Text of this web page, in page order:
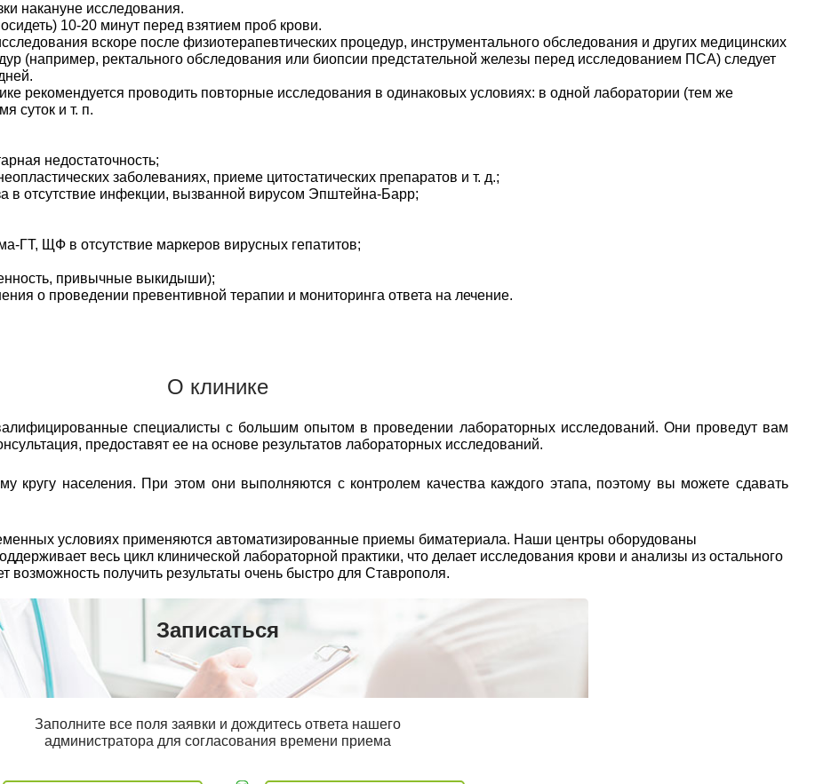
накануне исследования.
10-20 минут перед взятием проб крови.
вскоре после физиотерапевтических процедур, инструментального обследования и других медицинских
(например, ректального обследования или биопсии предстательной железы перед исследованием ПСА) следует
рекомендуется проводить повторные исследования в одинаковых условиях: в одной лаборатории (тем же
суток и т. п.
недостаточность;
заболеваниях, приеме цитостатических препаратов и т. д.;
в отсутствие инфекции, вызванной вирусом Эпштейна-Барр;
ЩФ в отсутствие маркеров вирусных гепатитов;
привычные выкидыши);
о проведении превентивной терапии и мониторинга ответа на лечение.
О клинике
специалисты с большим опытом в проведении лабораторных исследований. Они проведут вам
предоставят ее на основе результатов лабораторных исследований.
населения. При этом они выполняются с контролем качества каждого этапа, поэтому вы можете сдавать
условиях применяются автоматизированные приемы биматериала. Наши центры оборудованы
весь цикл клинической лабораторной практики, что делает исследования крови и анализы из остального
возможность получить результаты очень быстро для Ставрополя.
Записаться
Заполните все поля заявки и дождитесь ответа нашего
администратора для согласования времени приема